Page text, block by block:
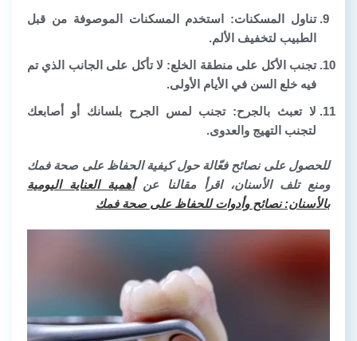
تناول المسكنات: استخدم المسكنات الموصوفة من قبل
الطبيب لتخفيف الألم.
تجنب الأكل على منطقة الخلع: لا تأكل على الجانب الذي تم
فيه خلع السن في الأيام الأولى.
لا تعبث بالجرح: تجنب لمس الجرح بلسانك أو أصابعك
لتجنب التهيج والعدوى.
للحصول على نصائح فعّالة حول كيفية الحفاظ على صحة فمك
ومنع تلف الأسنان، اقرأ مقالنا عنأهمية العناية اليومية
بالأسنان: نصائح وأدوات للحفاظ على صحة فمك